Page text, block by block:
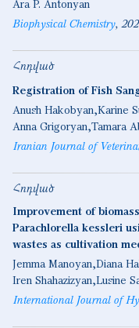
Ara P. Antonyan
Biophysical Chemistry
Հոդված
Registration of Fish
Anush Hakobyan Karine
Anna Grigoryan Tamara
Iranian Journal of
Հոդված
Improvement of
Parachlorella kessleri
wastes as cultivation
Jemma Manoyan Diana
Iren Shahazizyan Lusine
International Journal of